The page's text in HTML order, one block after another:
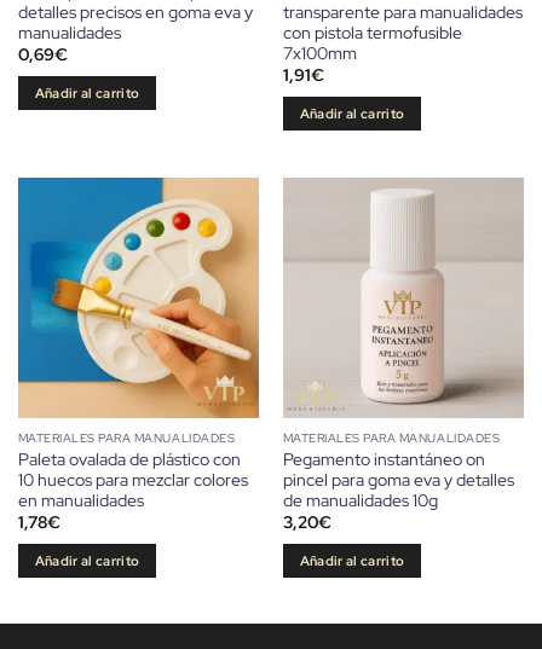
detalles precisos en goma eva y
manualidades
0,69€
Añadir al carrito
transparente para manualidades
con pistola termofusible
7x100mm
1,91€
Añadir al carrito
MATERIALES PARA MANUALIDADES
Paleta ovalada de plástico con
10 huecos para mezclar colores
en manualidades
1,78€
Añadir al carrito
MATERIALES PARA MANUALIDADES
Pegamento instantáneo on
pincel para goma eva y detalles
de manualidades 10g
3,20€
Añadir al carrito